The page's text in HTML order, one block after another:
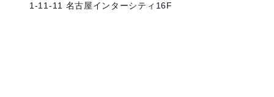
1-11-11 名古屋インターシティ16F